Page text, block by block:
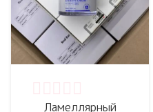
Ламеллярный